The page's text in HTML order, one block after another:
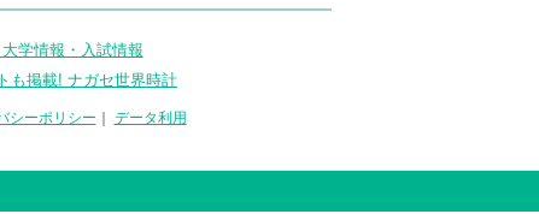
学情報・入試情報
も掲載! ナガセ世界時計
シーポリシー データ利用